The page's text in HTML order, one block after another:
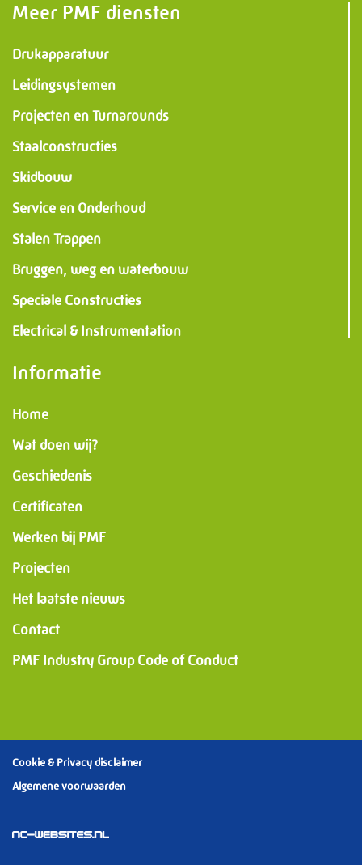
Meer PMF diensten
Drukapparatuur
Leidingsystemen
Projecten en Turnarounds
Staalconstructies
Skidbouw
Service en Onderhoud
Stalen Trappen
Bruggen, weg en waterbouw
Speciale Constructies
Electrical & Instrumentation
Informatie
Home
Wat doen wij?
Geschiedenis
Certificaten
Werken bij PMF
Projecten
Het laatste nieuws
Contact
PMF Industry Group Code of Conduct
Cookie & Privacy disclaimer
Algemene voorwaarden